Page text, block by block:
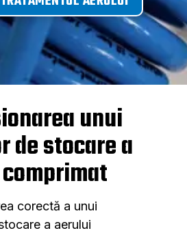
unui
de stocare a
corectă a unui
a aerului